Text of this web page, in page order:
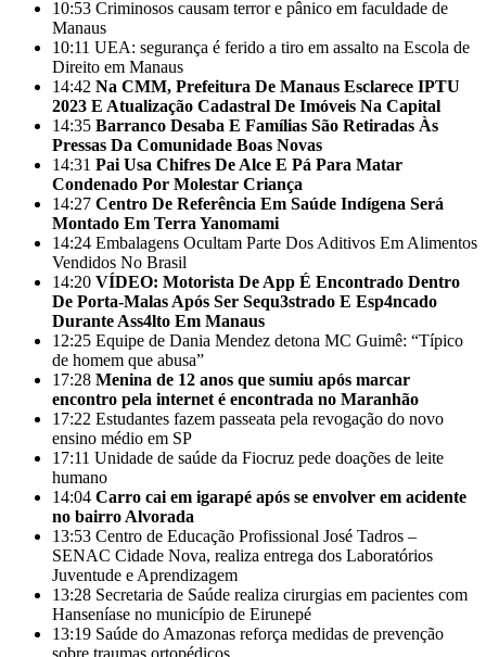
10:53 Criminosos causam terror e pânico em faculdade de
Manaus
10:11 UEA: segurança é ferido a tiro em assalto na Escola de
Direito em Manaus
14:42 Na CMM, Prefeitura De Manaus Esclarece IPTU
2023 E Atualização Cadastral De Imóveis Na Capital
14:35 Barranco Desaba E Famílias São Retiradas Às
Pressas Da Comunidade Boas Novas
14:31 Pai Usa Chifres De Alce E Pá Para Matar
Condenado Por Molestar Criança
14:27 Centro De Referência Em Saúde Indígena Será
Montado Em Terra Yanomami
14:24 Embalagens Ocultam Parte Dos Aditivos Em Alimentos
Vendidos No Brasil
14:20 VÍDEO: Motorista De App É Encontrado Dentro
De Porta-Malas Após Ser Sequ3strado E Esp4ncado
Durante Ass4lto Em Manaus
12:25 Equipe de Dania Mendez detona MC Guimê: “Típico
de homem que abusa”
17:28 Menina de 12 anos que sumiu após marcar
encontro pela internet é encontrada no Maranhão
17:22 Estudantes fazem passeata pela revogação do novo
ensino médio em SP
17:11 Unidade de saúde da Fiocruz pede doações de leite
humano
14:04 Carro cai em igarapé após se envolver em acidente
no bairro Alvorada
13:53 Centro de Educação Profissional José Tadros –
SENAC Cidade Nova, realiza entrega dos Laboratórios
Juventude e Aprendizagem
13:28 Secretaria de Saúde realiza cirurgias em pacientes com
Hanseníase no município de Eirunepé
13:19 Saúde do Amazonas reforça medidas de prevenção
sobre traumas ortopédicos